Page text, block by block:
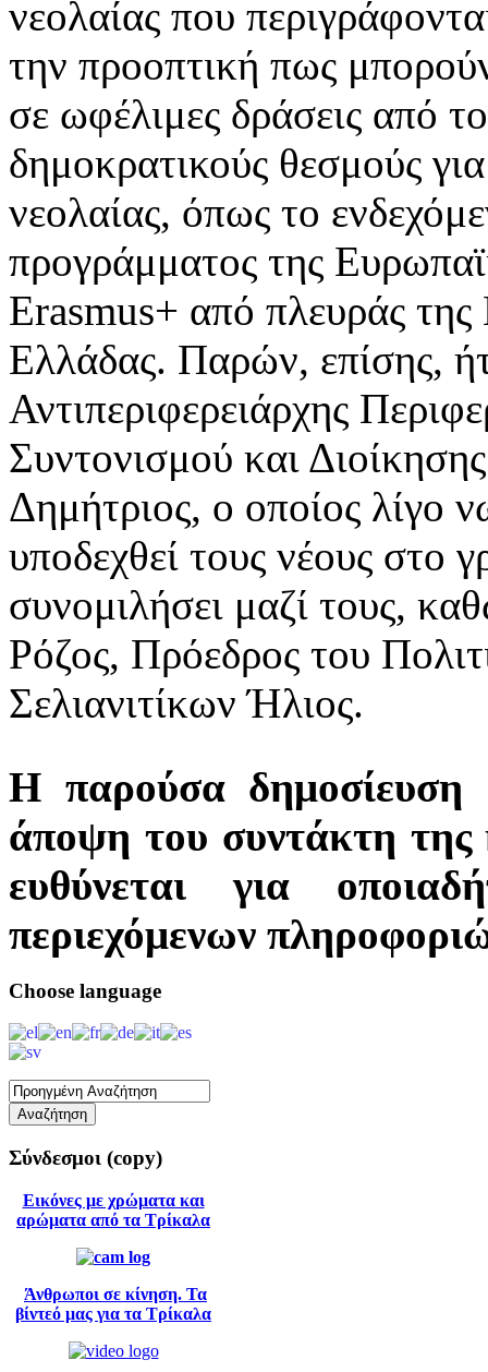
νεολαίας που
την προοπτική πως
σε ωφέλιμες δράσεις από
δημοκρατικούς θεσμούς
νεολαίας, όπως το
προγράμματος της
Erasmus+ από πλευράς της
Ελλάδας. Παρών, επίσης,
Αντιπεριφερειάρχης
Συντονισμού και
Δημήτριος, ο οποίος λίγο
υποδεχθεί τους νέους στο
συνομιλήσει μαζί τους,
Ρόζος, Πρόεδρος του
Σελιανιτίκων Ήλιος.
Η παρούσα δημοσίευση
άποψη του συντάκτη της
ευθύνεται για
περιεχόμενων
Choose language
Σύνδεσμοι (copy)
Εικόνες με χρώματα και
αρώματα από τα Τρίκαλα
Άνθρωποι σε κίνηση. Τα
βίντεό μας για τα Τρίκαλα